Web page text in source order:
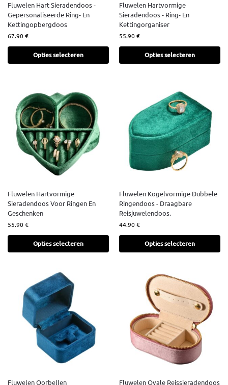
Fluwelen Hart Sieradendoos -
Gepersonaliseerde Ring- En
Kettingopbergdoos
67.90€
Opties selecteren
Fluwelen Hartvormige
Sieradendoos - Ring- En
Kettingorganiser
55.90€
Opties selecteren
Fluwelen Hartvormige
Sieradendoos Voor Ringen En
Geschenken
55.90€
Opties selecteren
Fluwelen Kogelvormige Dubbele
Ringendoos - Draagbare
Reisjuwelendoos.
44.90€
Opties selecteren
Fluwelen Oorbellen Fluwelen Ovale Reissieradendoos